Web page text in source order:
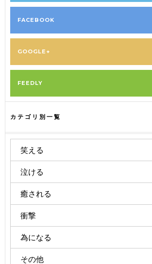
FACEBOOK
GOOGLE+
FEEDLY
カテゴリ別一覧
笑える
泣ける
癒される
衝撃
為になる
その他